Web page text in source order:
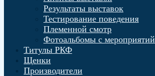
Результаты выставок
Тестирование поведения
Племенной смотр
Фотоальбомы с мероприятий
Титулы РКФ
Щенки
Производители